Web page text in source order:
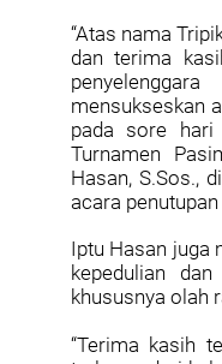
“Atas nama
dan terima
mensukseskan
pada sore hari
Turnamen
Hasan, S.Sos.,
acara
Iptu Hasan juga
kepedulian
khususnya olah
“Terima kasih